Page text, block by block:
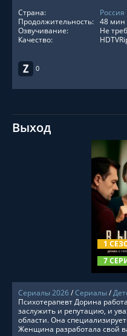
0
Страна:
Россия
Продолжительность: 48 мин
Озвучивание:
Не
Качество:
Выход
1
7
Сериалы 2026/Сериалы/
Психотерапевт Дорина
заслужить и репутацию, и
области. Она
Женщина разработала свой